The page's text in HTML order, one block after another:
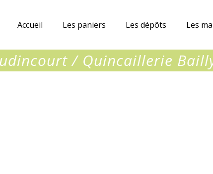
Accueil Les paniers Les dépôts Les
/ Quincaillerie